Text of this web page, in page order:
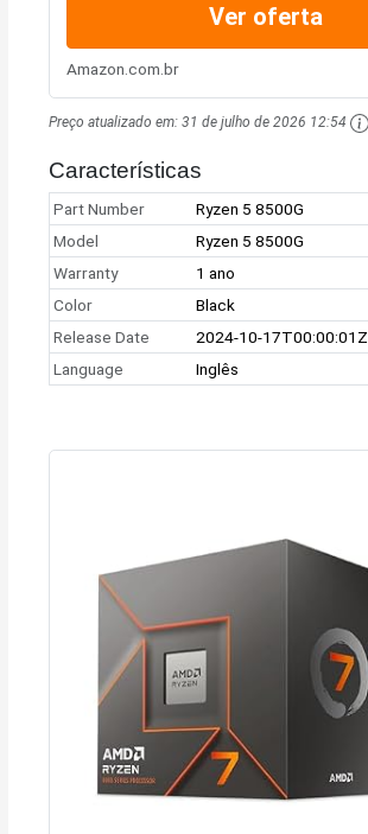
Ver oferta
Amazon.com.br
Preço atualizado em:31 de julho de 2026 12:54
Características
Part Number
Ryzen 5 8500G
Model
Ryzen 5 8500G
Warranty
1 ano
Color
Black
Release Date
2024-10-17T00:00:01Z
Language
Inglês